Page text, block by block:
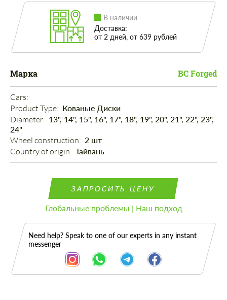
В наличии
Доставка:
от 2 дней, от 639 рублей
Марка BC Forged
Cars:
Product Type: Кованые Диски
Diameter: 13", 14", 15", 16", 17", 18", 19", 20", 21", 22", 23",
24"
Wheel construction: 2 шт
Country of origin: Тайвань
ЗАПРОСИТЬ ЦЕНУ
Глобальные проблемы | Наш подход
Need help? Speak to one of our experts in any instant
messenger